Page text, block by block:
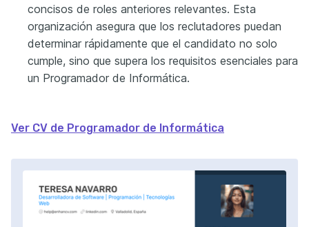
concisos de roles anteriores relevantes. Esta
organización asegura que los reclutadores puedan
determinar rápidamente que el candidato no solo
cumple, sino que supera los requisitos esenciales para
un Programador de Informática.
Ver CV de Programador de Informática